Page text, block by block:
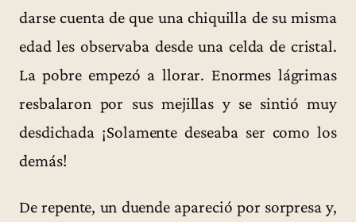
darse cuenta de que una chiquilla de su misma
edad les observaba desde una celda de cristal.
La pobre empezó a llorar. Enormes lágrimas
resbalaron por sus mejillas y se sintió muy
desdichada ¡Solamente deseaba ser como los
demás!
De repente, un duende apareció por sorpresa y,